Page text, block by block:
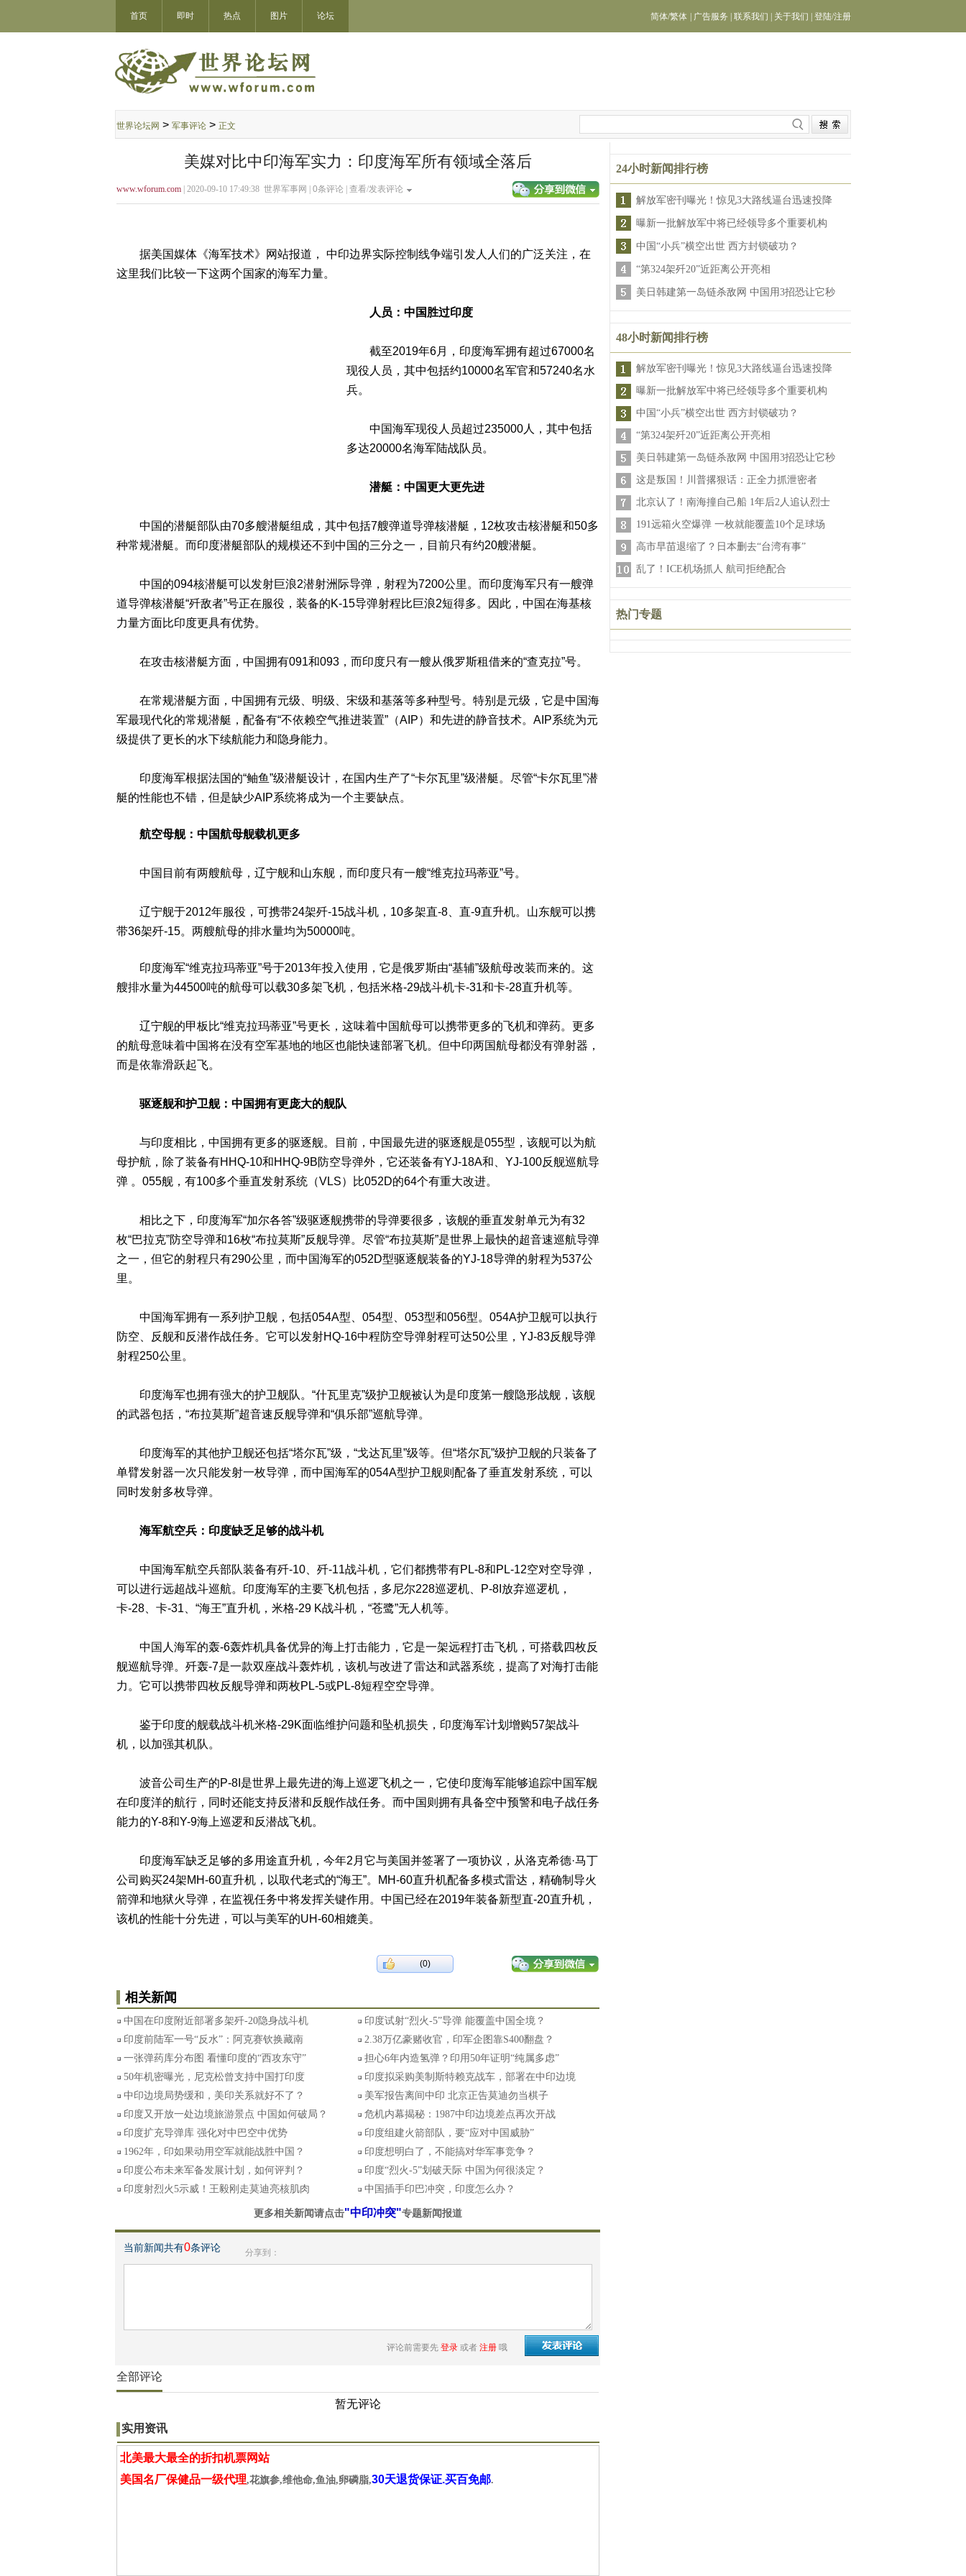
首页 即时 热点 图片 论坛 简体/繁体 广告服务 联系我们 关于我们 登陆/注册
世界论坛网 > 军事评论 > 正文
美媒对比中印海军实力：印度海军所有领域全落后
www.wforum.com | 2020-09-10 17:49:38 世界军事网 | 0条评论 | 查看/发表评论
据美国媒体《海军技术》网站报道， 中印边界实际控制线争端引发人人们的广泛关注，在
这里我们比较一下这两个国家的海军力量。
人员：中国胜过印度
截至2019年6月，印度海军拥有超过67000名
现役人员，其中包括约10000名军官和57240名水
兵。
中国海军现役人员超过235000人，其中包括
多达20000名海军陆战队员。
潜艇：中国更大更先进
中国的潜艇部队由70多艘潜艇组成，其中包括7艘弹道导弹核潜艇，12枚攻击核潜艇和50多
种常规潜艇。而印度潜艇部队的规模还不到中国的三分之一，目前只有约20艘潜艇。
中国的094核潜艇可以发射巨浪2潜射洲际导弹，射程为7200公里。而印度海军只有一艘弹
道导弹核潜艇“歼敌者”号正在服役，装备的K-15导弹射程比巨浪2短得多。因此，中国在海基核
力量方面比印度更具有优势。
在攻击核潜艇方面，中国拥有091和093，而印度只有一艘从俄罗斯租借来的“查克拉”号。
在常规潜艇方面，中国拥有元级、明级、宋级和基落等多种型号。特别是元级，它是中国海
军最现代化的常规潜艇，配备有“不依赖空气推进装置”（AIP）和先进的静音技术。AIP系统为元
级提供了更长的水下续航能力和隐身能力。
印度海军根据法国的“鲉鱼”级潜艇设计，在国内生产了“卡尔瓦里”级潜艇。尽管“卡尔瓦里”潜
艇的性能也不错，但是缺少AIP系统将成为一个主要缺点。
航空母舰：中国航母舰载机更多
中国目前有两艘航母，辽宁舰和山东舰，而印度只有一艘“维克拉玛蒂亚”号。
辽宁舰于2012年服役，可携带24架歼-15战斗机，10多架直-8、直-9直升机。山东舰可以携
带36架歼-15。两艘航母的排水量均为50000吨。
印度海军“维克拉玛蒂亚”号于2013年投入使用，它是俄罗斯由“基辅”级航母改装而来的。这
艘排水量为44500吨的航母可以载30多架飞机，包括米格-29战斗机卡-31和卡-28直升机等。
辽宁舰的甲板比“维克拉玛蒂亚”号更长，这味着中国航母可以携带更多的飞机和弹药。更多
的航母意味着中国将在没有空军基地的地区也能快速部署飞机。但中印两国航母都没有弹射器，
而是依靠滑跃起飞。
驱逐舰和护卫舰：中国拥有更庞大的舰队
与印度相比，中国拥有更多的驱逐舰。目前，中国最先进的驱逐舰是055型，该舰可以为航
母护航，除了装备有HHQ-10和HHQ-9B防空导弹外，它还装备有YJ-18A和、YJ-100反舰巡航导
弹 。055舰，有100多个垂直发射系统（VLS）比052D的64个有重大改进。
相比之下，印度海军“加尔各答”级驱逐舰携带的导弹要很多，该舰的垂直发射单元为有32
枚“巴拉克”防空导弹和16枚“布拉莫斯”反舰导弹。尽管“布拉莫斯”是世界上最快的超音速巡航导弹
之一，但它的射程只有290公里，而中国海军的052D型驱逐舰装备的YJ-18导弹的射程为537公
里。
中国海军拥有一系列护卫舰，包括054A型、054型、053型和056型。054A护卫舰可以执行
防空、反舰和反潜作战任务。它可以发射HQ-16中程防空导弹射程可达50公里，YJ-83反舰导弹
射程250公里。
印度海军也拥有强大的护卫舰队。“什瓦里克”级护卫舰被认为是印度第一艘隐形战舰，该舰
的武器包括，“布拉莫斯”超音速反舰导弹和“俱乐部”巡航导弹。
印度海军的其他护卫舰还包括“塔尔瓦”级，“戈达瓦里”级等。但“塔尔瓦”级护卫舰的只装备了
单臂发射器一次只能发射一枚导弹，而中国海军的054A型护卫舰则配备了垂直发射系统，可以
同时发射多枚导弹。
海军航空兵：印度缺乏足够的战斗机
中国海军航空兵部队装备有歼-10、歼-11战斗机，它们都携带有PL-8和PL-12空对空导弹，
可以进行远超战斗巡航。印度海军的主要飞机包括，多尼尔228巡逻机、P-8I放弃巡逻机，
卡-28、卡-31、“海王”直升机，米格-29 K战斗机，“苍鹭”无人机等。
中国人海军的轰-6轰炸机具备优异的海上打击能力，它是一架远程打击飞机，可搭载四枚反
舰巡航导弹。歼轰-7是一款双座战斗轰炸机，该机与改进了雷达和武器系统，提高了对海打击能
力。它可以携带四枚反舰导弹和两枚PL-5或PL-8短程空空导弹。
鉴于印度的舰载战斗机米格-29K面临维护问题和坠机损失，印度海军计划增购57架战斗
机，以加强其机队。
波音公司生产的P-8I是世界上最先进的海上巡逻飞机之一，它使印度海军能够追踪中国军舰
在印度洋的航行，同时还能支持反潜和反舰作战任务。而中国则拥有具备空中预警和电子战任务
能力的Y-8和Y-9海上巡逻和反潜战飞机。
印度海军缺乏足够的多用途直升机，今年2月它与美国并签署了一项协议，从洛克希德·马丁
公司购买24架MH-60直升机，以取代老式的“海王”。MH-60直升机配备多模式雷达，精确制导火
箭弹和地狱火导弹，在监视任务中将发挥关键作用。中国已经在2019年装备新型直-20直升机，
该机的性能十分先进，可以与美军的UH-60相媲美。
(0)
相关新闻
中国在印度附近部署多架歼-20隐身战斗机
印度试射“烈火-5”导弹 能覆盖中国全境？
印度前陆军一号“反水”：阿克赛钦换藏南
2.38万亿豪赌收官，印军企图靠S400翻盘？
一张弹药库分布图 看懂印度的“西攻东守”
担心6年内造氢弹？印用50年证明“纯属多虑”
50年机密曝光，尼克松曾支持中国打印度
印度拟采购美制斯特赖克战车，部署在中印边境
中印边境局势缓和，美印关系就好不了？
美军报告离间中印 北京正告莫迪勿当棋子
印度又开放一处边境旅游景点 中国如何破局？
危机内幕揭秘：1987中印边境差点再次开战
印度扩充导弹库 强化对中巴空中优势
印度组建火箭部队，要“应对中国威胁”
1962年，印如果动用空军就能战胜中国？
印度想明白了，不能搞对华军事竞争？
印度公布未来军备发展计划，如何评判？
印度“烈火-5”划破天际 中国为何很淡定？
印度射烈火5示威！王毅刚走莫迪亮核肌肉
中国插手印巴冲突，印度怎么办？
更多相关新闻请点击"中印冲突"专题新闻报道
当前新闻共有0条评论 分享到：
评论前需要先 登录 或者 注册 哦
全部评论
暂无评论
实用资讯
北美最大最全的折扣机票网站
美国名厂保健品一级代理,花旗参,维他命,鱼油,卵磷脂,30天退货保证.买百免邮.
24小时新闻排行榜
解放军密刊曝光！惊见3大路线逼台迅速投降
曝新一批解放军中将已经领导多个重要机构
中国“小兵”横空出世 西方封锁破功？
“第324架歼20”近距离公开亮相
美日韩建第一岛链杀敌网 中国用3招恐让它秒
48小时新闻排行榜
解放军密刊曝光！惊见3大路线逼台迅速投降
曝新一批解放军中将已经领导多个重要机构
中国“小兵”横空出世 西方封锁破功？
“第324架歼20”近距离公开亮相
美日韩建第一岛链杀敌网 中国用3招恐让它秒
这是叛国！川普撂狠话：正全力抓泄密者
北京认了！南海撞自己船 1年后2人追认烈士
191远箱火空爆弹 一枚就能覆盖10个足球场
高市早苗退缩了？日本删去“台湾有事”
乱了！ICE机场抓人 航司拒绝配合
热门专题